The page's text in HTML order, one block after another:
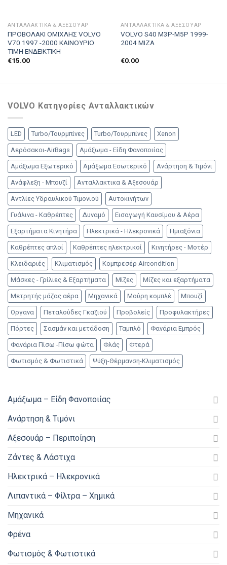
ΑΝΤΑΛΛΑΚΤΙΚΑ & ΑΞΕΣΟΥΆΡ
ΠΡΟΒΟΛΑΚΙ ΟΜΙΧΛΗΣ VOLVO
V70 1997 -2000 ΚΑΙΝΟΥΡΙΟ
ΤΙΜΗ ΕΝΔΕΙΚΤΙΚΗ
€15.00
ΑΝΤΑΛΛΑΚΤΙΚΑ & ΑΞΕΣΟΥΆΡ
VOLVO S40 M3P-M5P 1999-
2004 ΜΙΖΑ
€0.00
VOLVO Κατηγορίες Ανταλλακτικών
LED Turbo/Τουρμπίνες Turbo/Τουρμπίνες Xenon
Αερόσακοι-AirBags Αμάξωμα - Είδη Φανοποιίας
Αμάξωμα Εξωτερικό Αμάξωμα Εσωτερικό Ανάρτηση & Τιμόνι
Ανάφλεξη - Μπουζί Ανταλλακτικα & Αξεσουάρ
Αντλίες Υδραυλικού Τιμονιού Αυτοκινήτων
Γυάλινα - Καθρέπτες Δυναμό Εισαγωγή Καυσίμου & Αέρα
Εξαρτήματα Κινητήρα Ηλεκτρικά - Ηλεκρονικά Ημιαξόνια
Καθρέπτες απλοί Καθρέπτες ηλεκτρικοί Κινητήρες - Μοτέρ
Κλειδαριές Κλιματισμός Κομπρεσέρ Aircondition
Μάσκες - Γρίλιες & Εξαρτήματα Μίζες Μίζες και εξαρτήματα
Μετρητής μάζας αέρα Μηχανικά Μούρη κομπλέ Μπουζί
Οργανα Πεταλούδες Γκαζιού Προβολείς Προφυλακτήρες
Πόρτες Σασμάν και μετάδοση Ταμπλό Φανάρια Εμπρός
Φανάρια Πίσω -Πίσω φώτα Φλάς Φτερά
Φωτισμός & Φωτιστικά Ψύξη-Θέρμανση-Κλιματισμός
Αμάξωμα – Είδη Φανοποιίας
Ανάρτηση & Τιμόνι
Αξεσουάρ – Περιποίηση
Ζάντες & Λάστιχα
Ηλεκτρικά – Ηλεκρονικά
Λιπαντικά – Φίλτρα – Χημικά
Μηχανικά
Φρένα
Φωτισμός & Φωτιστικά